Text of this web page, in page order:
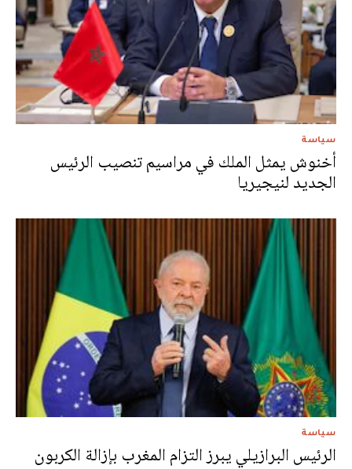
سياسة
أخنوش يمثل الملك في مراسيم تنصيب الرئيس
الجديد لنيجيريا
سياسة
الرئيس البرازيلي يبرز التزام المغرب بإزالة الكربون